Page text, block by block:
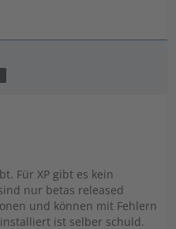
Für XP gibt es kein
nur betas released
und können mit Fehlern
ist selber schuld.